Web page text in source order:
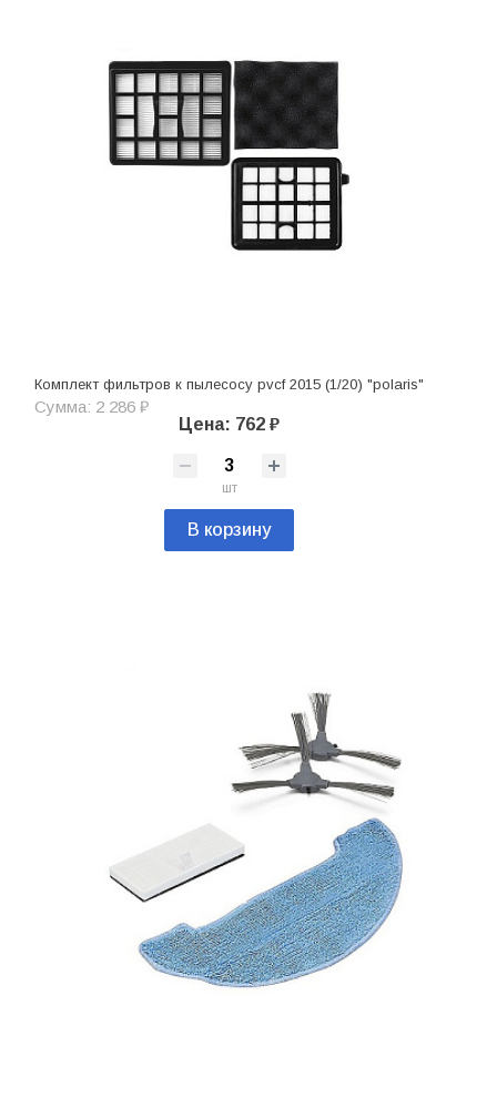
Комплект фильтров к пылесосу pvcf 2015 (1/20) "polaris"
Сумма: 2 286 ₽
Цена: 762 ₽
шт
В корзину